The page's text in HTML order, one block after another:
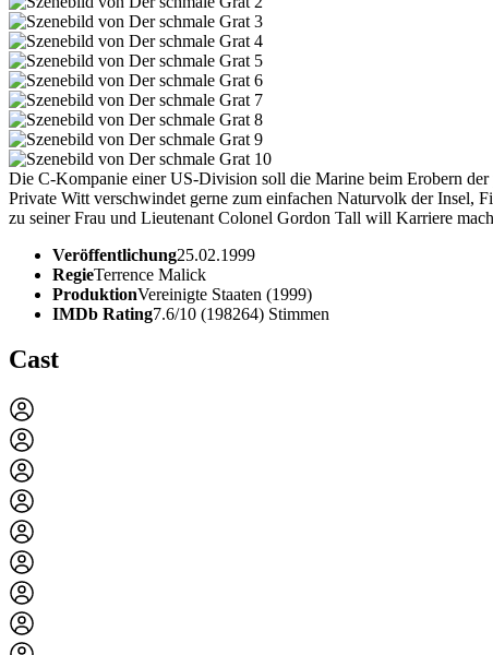
Die C-Kompanie einer US-Division soll die Marine beim Erobern der
Private Witt verschwindet gerne zum einfachen Naturvolk der Insel,
zu seiner Frau und Lieutenant Colonel Gordon Tall will Karriere
Veröffentlichung25.02.1999
RegieTerrence Malick
ProduktionVereinigte Staaten (1999)
IMDb Rating7.6/10 (198264) Stimmen
Cast